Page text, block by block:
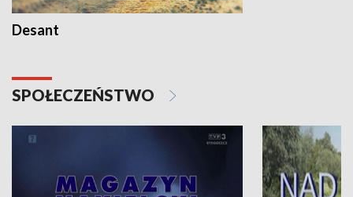
Desant
SPOŁECZEŃSTWO